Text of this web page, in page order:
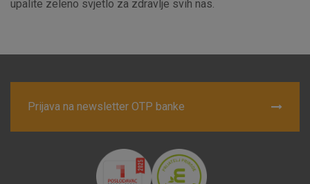
upalite zeleno svjetlo za zdravlje svih nas.
Prijava na newsletter OTP banke
Ovi kolačići nužni su za funkcioniranje internetske stranice i
ne mogu se isključiti u našim sustavima. Uobičajeno se
postavljaju kao odgovor na vaše radnje koje uključuju zahtjev